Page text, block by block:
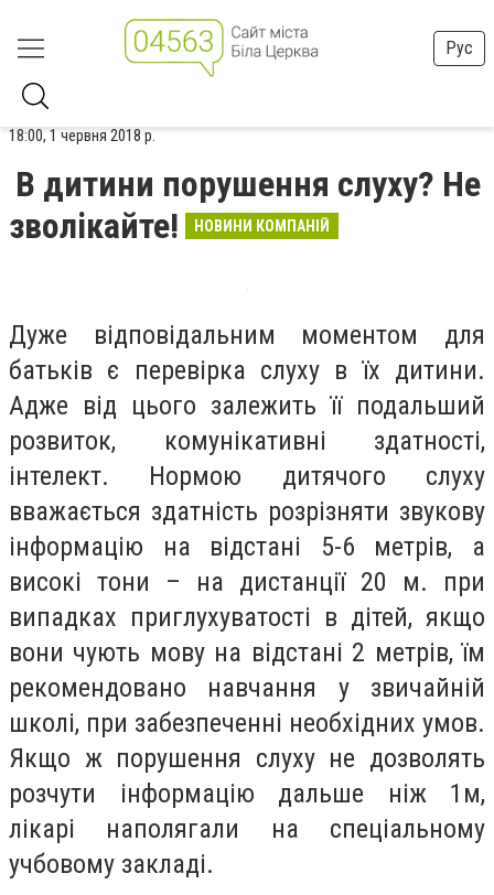
Рус
18:00, 1 червня 2018 р.
В дитини порушення слуху? Не
зволікайте!
НОВИНИ КОМПАНІЙ
Дуже відповідальним моментом для
батьків є перевірка слуху в їх дитини.
Адже від цього залежить її подальший
розвиток, комунікативні здатності,
інтелект. Нормою дитячого слуху
вважається здатність розрізняти звукову
інформацію на відстані 5-6 метрів, а
високі тони – на дистанції 20 м. при
випадках приглухуватості в дітей, якщо
вони чують мову на відстані 2 метрів, їм
рекомендовано навчання у звичайній
школі, при забезпеченні необхідних умов.
Якщо ж порушення слуху не дозволять
розчути інформацію дальше ніж 1м,
лікарі наполягали на спеціальному
учбовому закладі.